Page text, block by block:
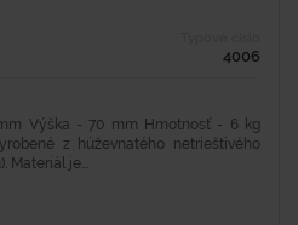
4006
Výška - 70 mm Hmotnosť - 6 kg
z húževnatého netrieštivého
Materiál je...